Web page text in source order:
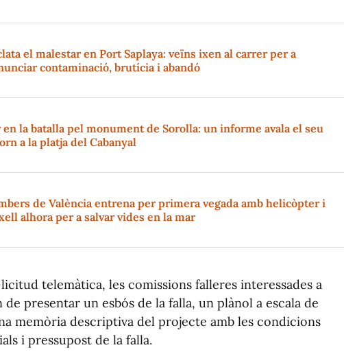
el malestar en Port Saplaya: veïns ixen al carrer per a
contaminació, brutícia i abandó
en la batalla pel monument de Sorolla: un informe avala el seu
a la platja del Cabanyal
de València entrena per primera vegada amb helicòpter i
alhora per a salvar vides en la mar
telemàtica, les comissions falleres interessades a
presentar un esbós de la falla, un plànol a escala de
memòria descriptiva del projecte amb les condicions
i pressupost de la falla.